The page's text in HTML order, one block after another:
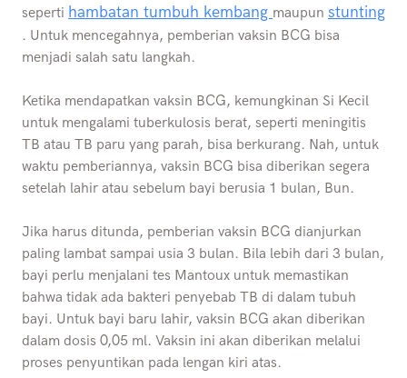
seperti hambatan tumbuh kembang maupun stunting
. Untuk mencegahnya, pemberian vaksin BCG bisa
menjadi salah satu langkah.
Ketika mendapatkan vaksin BCG, kemungkinan Si Kecil
untuk mengalami tuberkulosis berat, seperti meningitis
TB atau TB paru yang parah, bisa berkurang. Nah, untuk
waktu pemberiannya, vaksin BCG bisa diberikan segera
setelah lahir atau sebelum bayi berusia 1 bulan, Bun.
Jika harus ditunda, pemberian vaksin BCG dianjurkan
paling lambat sampai usia 3 bulan. Bila lebih dari 3 bulan,
bayi perlu menjalani tes Mantoux untuk memastikan
bahwa tidak ada bakteri penyebab TB di dalam tubuh
bayi. Untuk bayi baru lahir, vaksin BCG akan diberikan
dalam dosis 0,05 ml. Vaksin ini akan diberikan melalui
proses penyuntikan pada lengan kiri atas.